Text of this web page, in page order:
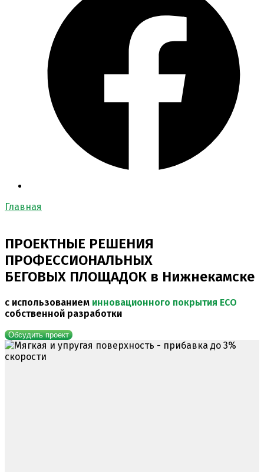
Главная
ПРОЕКТНЫЕ РЕШЕНИЯ
ПРОФЕССИОНАЛЬНЫХ
БЕГОВЫХ ПЛОЩАДОК в Нижнекамске
с использованием инновационного покрытия ECO
собственной разработки
Обсудить проект